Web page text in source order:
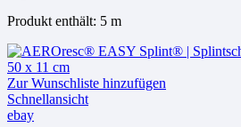
Produkt enthält: 5 m
Zur Wunschliste hinzufügen
Schnellansicht
ebay